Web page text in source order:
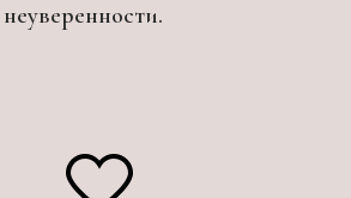
неуверенности.